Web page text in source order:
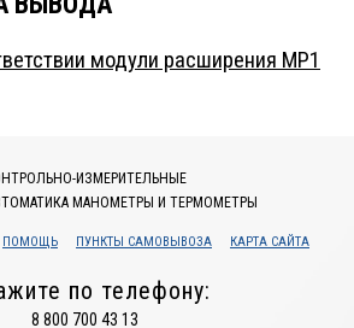
СЧЕТЧИКИ ВОДЫ
И УКАЗАТЕЛИ УРОВНЯ
модули расширения МР1
ИЗМЕРИТЕЛЬНЫЕ
МАНОМЕТРЫ И ТЕРМОМЕТРЫ
ПОМОЩЬ ПУНКТЫ САМОВЫВОЗА КАРТА САЙТА
по телефону:
8 800 700 43 13